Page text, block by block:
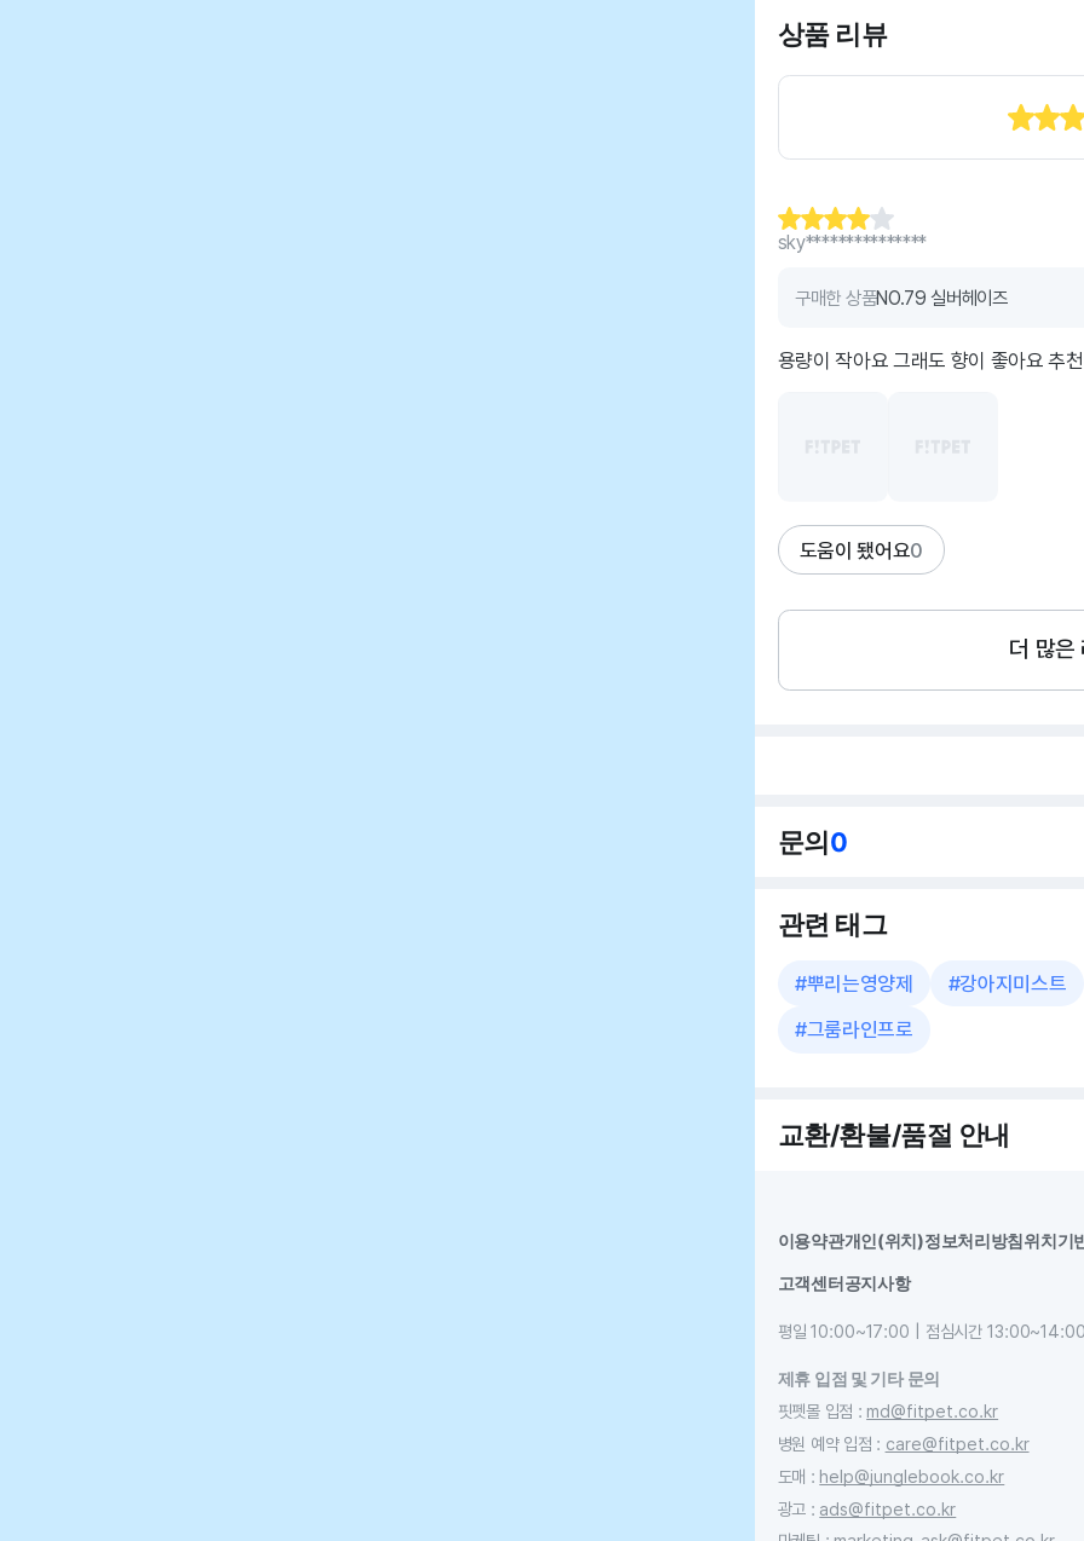
상품 리뷰
sky***************
구매한 상품NO.79 실버헤이즈
용량이 작아요 그래도 향이 좋아요 추
도움이 됐어요0
더 많은
문의0
관련 태그
#뿌리는영양제 #강아지미스트
#그룸라인프로
교환/환불/품절 안내
이용약관개인(위치)정보처리방침위치기
고객센터공지사항
평일 10:00~17:00 | 점심시간
제휴 입점 및 기타 문의
핏펫몰 입점 : md@fitpet.co.kr
병원 예약 입점 : care@fitpet.co.kr
도매 : help@junglebook.co.kr
광고 : ads@fitpet.co.kr